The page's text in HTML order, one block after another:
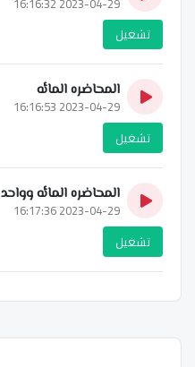
تشغيل
المحاضره المائه
2023-04-29 16:16:53
تشغيل
المحاضره المائه وواحد
2023-04-29 16:17:36
تشغيل